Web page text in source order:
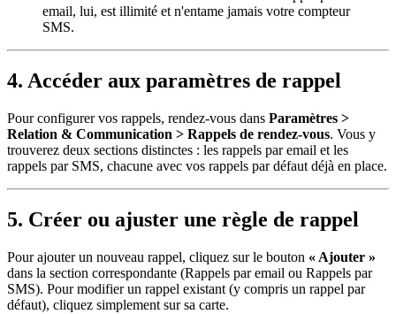
email, lui, est illimité et n'entame jamais votre compteur
SMS.
4. Accéder aux paramètres de rappel
Pour configurer vos rappels, rendez-vous dans Paramètres >
Relation & Communication > Rappels de rendez-vous. Vous y
trouverez deux sections distinctes : les rappels par email et les
rappels par SMS, chacune avec vos rappels par défaut déjà en place.
5. Créer ou ajuster une règle de rappel
Pour ajouter un nouveau rappel, cliquez sur le bouton « Ajouter »
dans la section correspondante (Rappels par email ou Rappels par
SMS). Pour modifier un rappel existant (y compris un rappel par
défaut), cliquez simplement sur sa carte.